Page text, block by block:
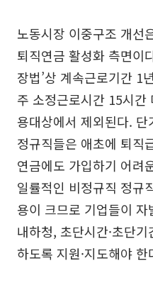
노동시장 이중구조 개선
퇴직연금 활성화 측면이
장법’상 계속근로기간 1
주 소정근로시간 15시간
용대상에서 제외된다. 단
정규직들은 애초에 퇴직
연금에도 가입하기 어려
일률적인 비정규직 정규
용이 크므로 기업들이
내하청, 초단시간·초단
하도록 지원·지도해야 한